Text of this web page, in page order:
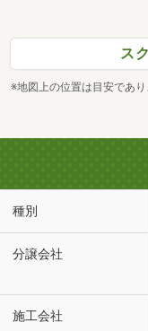
ス
※地図上の位置は目安であ
種別
分譲会社
施工会社